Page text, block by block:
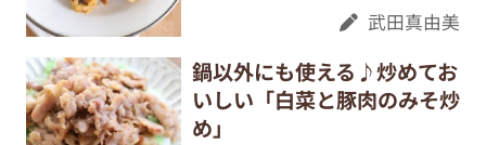
武田真由美
鍋以外にも使える♪炒めてお
いしい「白菜と豚肉のみそ炒
め」